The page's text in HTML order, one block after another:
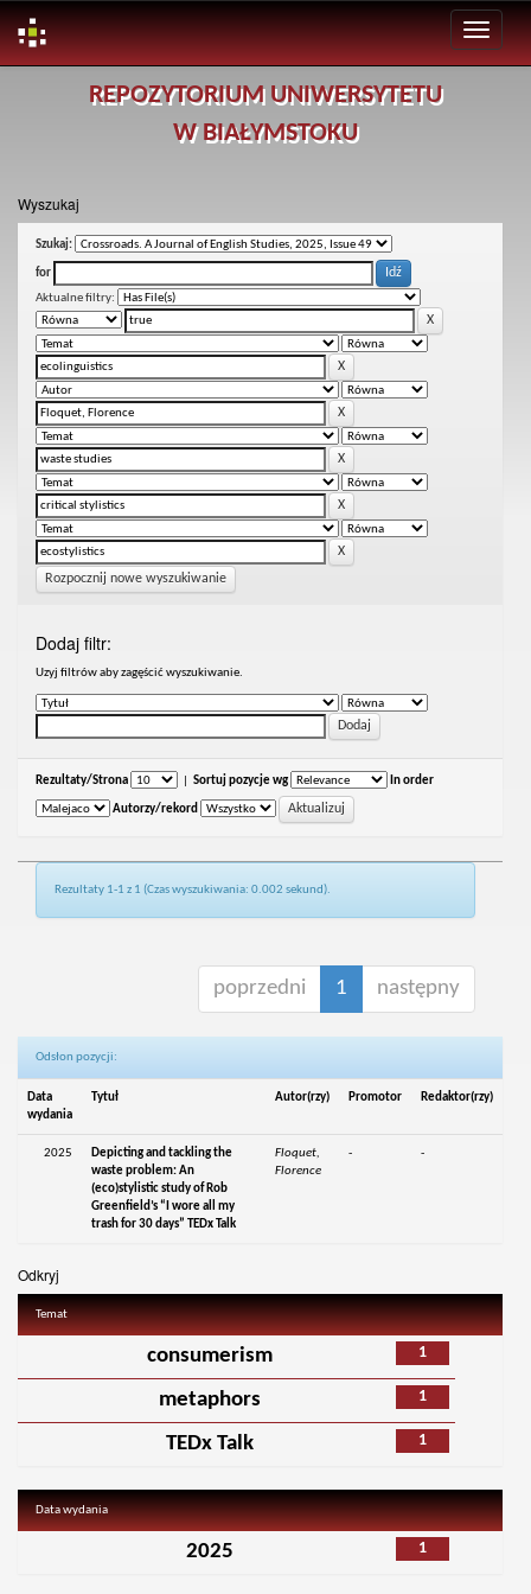
REPOZYTORIUM UNIWERSYTETU
W BIAŁYMSTOKU
Wyszukaj
Szukaj:
for
Aktualne filtry:
Rozpocznij nowe wyszukiwanie
Dodaj filtr:
Uzyj filtrów aby zagęścić wyszukiwanie.
Rezultaty/Strona Sortuj pozycje wg In order
Autorzy/rekord
Rezultaty 1-1 z 1 (Czas wyszukiwania: 0.002 sekund).
poprzedni 1 następny
Odsłon pozycji:
Data
wydania
Tytuł Autor(rzy) Promotor Redaktor(rzy)
2025
Depicting and tackling the
waste problem: An
(eco)stylistic study of Rob
Greenfield’s “I wore all my
trash for 30 days” TEDx Talk
Floquet,
Florence
- -
Odkryj
Temat
1
consumerism
1
metaphors
1
TEDx Talk
Data wydania
1
2025